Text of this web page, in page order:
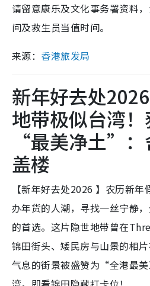
请留意康乐及文化事务署资料
间及救生员当值时间。
来源： 香港旅发局
新年好去处
地带极似台湾
“最美净土”：
盖楼
【新年好去处2026 】农历新
办年货的人潮，寻找一丝宁静
的首选。这片隐世地带曾在
锦田街头、矮民房与山景的相
气息的街景被盛赞为“全港最